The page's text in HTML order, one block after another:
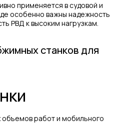
применяется в судовой и
особенно важны надежность
РВД к высоким нагрузкам.
станков для
работ и мобильного